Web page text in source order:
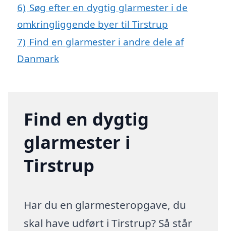
6) Søg efter en dygtig glarmester i de
omkringliggende byer til Tirstrup
7) Find en glarmester i andre dele af
Danmark
Find en dygtig
glarmester i
Tirstrup
Har du en glarmesteropgave, du
skal have udført i Tirstrup? Så står